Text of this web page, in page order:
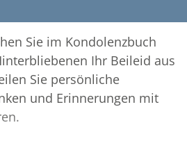
ist, wie der Winter, die
und die Stille. Nur unsere
unsere Sehnsucht und
Liebe sind unsterblich.
Sie im Kondolenzbuch
Ihr Beileid aus
Sie persönliche
und Erinnerungen mit